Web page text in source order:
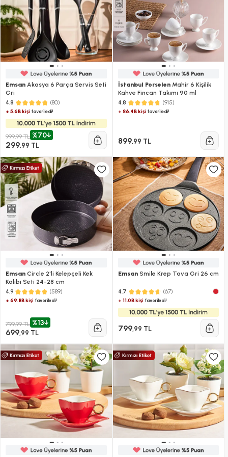
Emsan Akasya 6 Parça Servis Seti
Gri
4.8 (80)
+ 5.6B kişi favoriledi!
999,99 TL %70
299,99 TL
İstanbul PorselenMahir 6 Kişilik
Kahve Fincan Takımı 90 ml
4.8 (915)
+ 86.4B kişifavoriledi!
899,99 TL
Emsan Circle 2'li Kelepçeli Kek
Kalıbı Seti 24-28 cm
4.9 (589)
+ 69.8B kişi favoriledi!
799,99 TL %13
699,99 TL
EmsanSmile Krep Tava Gri 26 cm
4.7 (67)
+ 11.0B kişifavoriledi!
799,99 TL